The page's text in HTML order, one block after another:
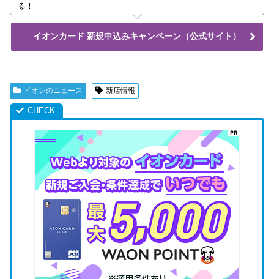
る！
イオンカード 新規申込みキャンペーン（公式サイト）
イオンのニュース 新店情報